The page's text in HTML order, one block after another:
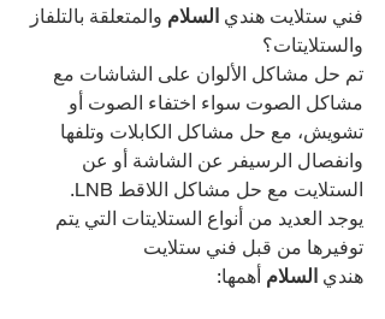
فني ستلايت هندي السلام والمتعلقة بالتلفاز
والستلايتات؟
تم حل مشاكل الألوان على الشاشات مع
مشاكل الصوت سواء اختفاء الصوت أو
تشويش، مع حل مشاكل الكابلات وتلفها
وانفصال الرسيفر عن الشاشة أو عن
الستلايت مع حل مشاكل اللاقط LNB.
يوجد العديد من أنواع الستلايتات التي يتم
توفيرها من قبل فني ستلايت
هندي السلام أهمها: